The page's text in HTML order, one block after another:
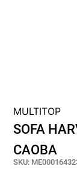
MULTITOP
SOFA
CAOBA
SKU: